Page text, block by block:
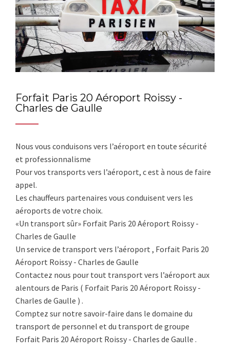
Forfait Paris 20 Aéroport Roissy -
Charles de Gaulle
Nous vous conduisons vers l’aéroport en toute sécurité
et professionnalisme
Pour vos transports vers l’aéroport, c est à nous de faire
appel.
Les chauffeurs partenaires vous conduisent vers les
aéroports de votre choix.
«Un transport sûr» Forfait Paris 20 Aéroport Roissy -
Charles de Gaulle
Un service de transport vers l’aéroport , Forfait Paris 20
Aéroport Roissy - Charles de Gaulle
Contactez nous pour tout transport vers l’aéroport aux
alentours de Paris ( Forfait Paris 20 Aéroport Roissy -
Charles de Gaulle ) .
Comptez sur notre savoir-faire dans le domaine du
transport de personnel et du transport de groupe
Forfait Paris 20 Aéroport Roissy - Charles de Gaulle .